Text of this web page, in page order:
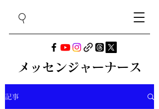
メッセンジャーナース
記事